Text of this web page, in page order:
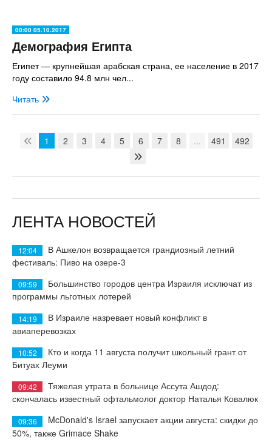
00:00 05.10.2017
Демография Египта
Египет — крупнейшая арабская страна, ее население в 2017
году составило 94.8 млн чел...
Читать
1 2 3 4 5 6 7 8 ... 491 492
ЛЕНТА НОВОСТЕЙ
12:04
В Ашкелон возвращается грандиозный летний
фестиваль: Пиво на озере-3
09:59
Большинство городов центра Израиля исключат из
программы льготных лотерей
14:19
В Израиле назревает новый конфликт в
авиаперевозках
10:52
Кто и когда 11 августа получит школьный грант от
Битуах Леуми
09:42
Тяжелая утрата в больнице Ассута Ашдод:
скончалась известный офтальмолог доктор Наталья Ковалюк
09:36
McDonald's Israel запускает акции августа: скидки до
50%, также Grimace Shake